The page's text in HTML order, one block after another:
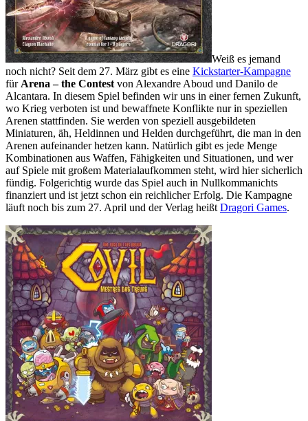
Weiß es jemand
noch nicht? Seit dem 27. März gibt es eine Kickstarter-Kampagne
für Arena – the Contest von Alexandre Aboud und Danilo de
Alcantara. In diesem Spiel befinden wir uns in einer fernen Zukunft,
wo Krieg verboten ist und bewaffnete Konflikte nur in speziellen
Arenen stattfinden. Sie werden von speziell ausgebildeten
Miniaturen, äh, Heldinnen und Helden durchgeführt, die man in den
Arenen aufeinander hetzen kann. Natürlich gibt es jede Menge
Kombinationen aus Waffen, Fähigkeiten und Situationen, und wer
auf Spiele mit großem Materialaufkommen steht, wird hier sicherlich
fündig. Folgerichtig wurde das Spiel auch in Nullkommanichts
finanziert und ist jetzt schon ein reichlicher Erfolg. Die Kampagne
läuft noch bis zum 27. April und der Verlag heißt Dragori Games.